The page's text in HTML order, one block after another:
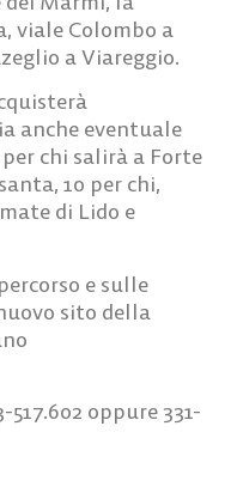
viale Colombo a
a Viareggio.
anche eventuale
chi salirà a Forte
10 per chi,
di Lido e
e sulle
sito della
oppure 331-